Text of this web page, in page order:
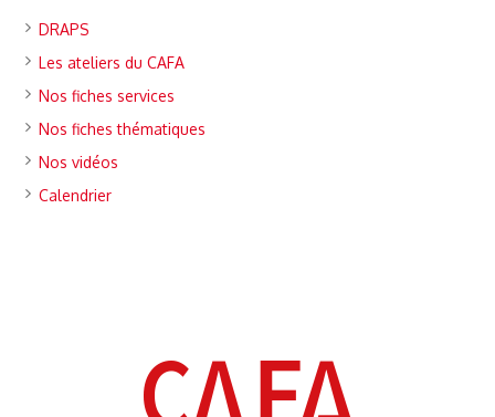
DRAPS
Les ateliers du CAFA
Nos fiches services
Nos fiches thématiques
Nos vidéos
Calendrier